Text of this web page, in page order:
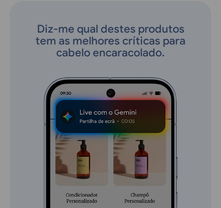
Diz-me qual destes produtos
tem as melhores críticas para
cabelo encaracolado.